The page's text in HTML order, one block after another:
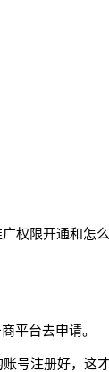
权限开通和怎
平台去申请。
号注册好，这